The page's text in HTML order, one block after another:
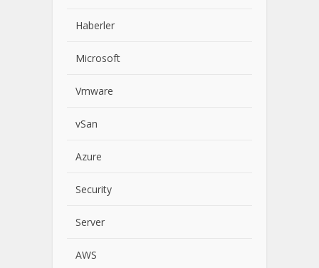
Haberler
Microsoft
Vmware
vSan
Azure
Security
Server
AWS